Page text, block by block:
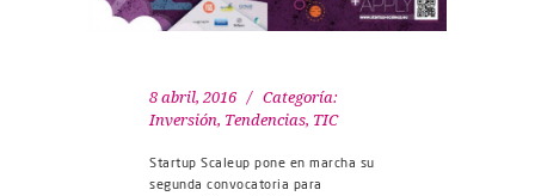
8 abril, 2016
Categoría:
Inversión, Tendencias, TIC
Startup Scaleup pone en marcha su
segunda convocatoria para